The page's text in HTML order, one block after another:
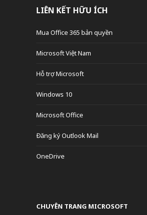
LIÊN KẾT HỮU ÍCH
Mua Office 365 bản quyền
Microsoft Việt Nam
Hỗ trợ Microsoft
Windows 10
Microsoft Office
Đăng ký Outlook Mail
OneDrive
CHUYÊN TRANG MICROSOFT